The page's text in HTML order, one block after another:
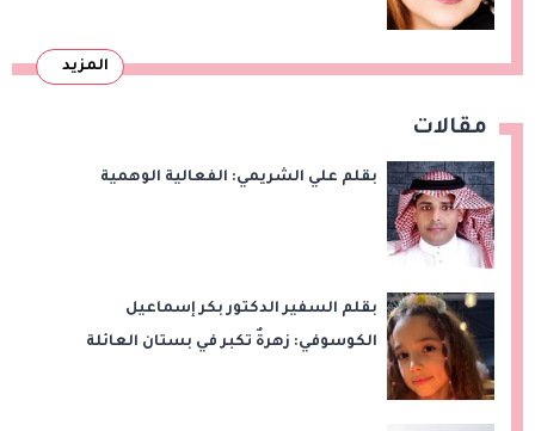
المزيد
مقالات
بقلم علي الشريمي: الفعالية الوهمية
بقلم السفير الدكتور بكر إسماعيل
الكوسوفي: زهرةٌ تكبر في بستان العائلة